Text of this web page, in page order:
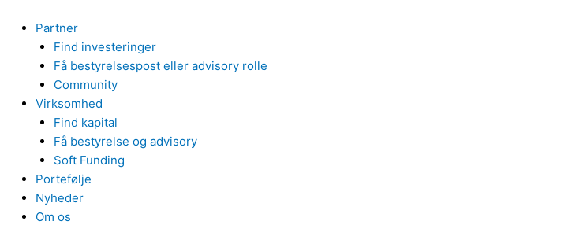
indholdet
Partner
Find investeringer
Få bestyrelsespost eller advisory rolle
Community
Virksomhed
Find kapital
Få bestyrelse og advisory
Soft Funding
Portefølje
Nyheder
Om os